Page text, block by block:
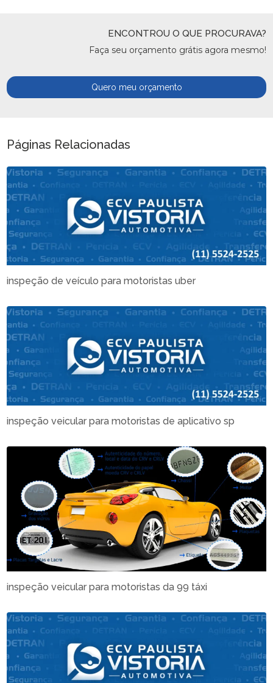
ENCONTROU O QUE PROCURAVA?
Faça seu orçamento grátis agora mesmo!
Quero meu orçamento
Páginas Relacionadas
inspeção de veículo para motoristas uber
inspeção veicular para motoristas de aplicativo sp
inspeção veicular para motoristas da 99 táxi